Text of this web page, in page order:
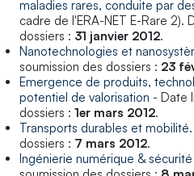
maladies rares, conduite par
cadre de l'ERA-NET E-Rare 2).
dossiers : 31 janvier 2012.
Nanotechnologies et
soumission des dossiers : 23
Emergence de produits,
potentiel de valorisation - Date
dossiers : 1er mars 2012.
Transports durables et mobilité
dossiers : 7 mars 2012.
Ingénierie numérique & sécurité